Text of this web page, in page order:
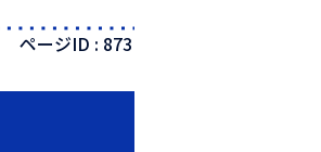
ページID : 873